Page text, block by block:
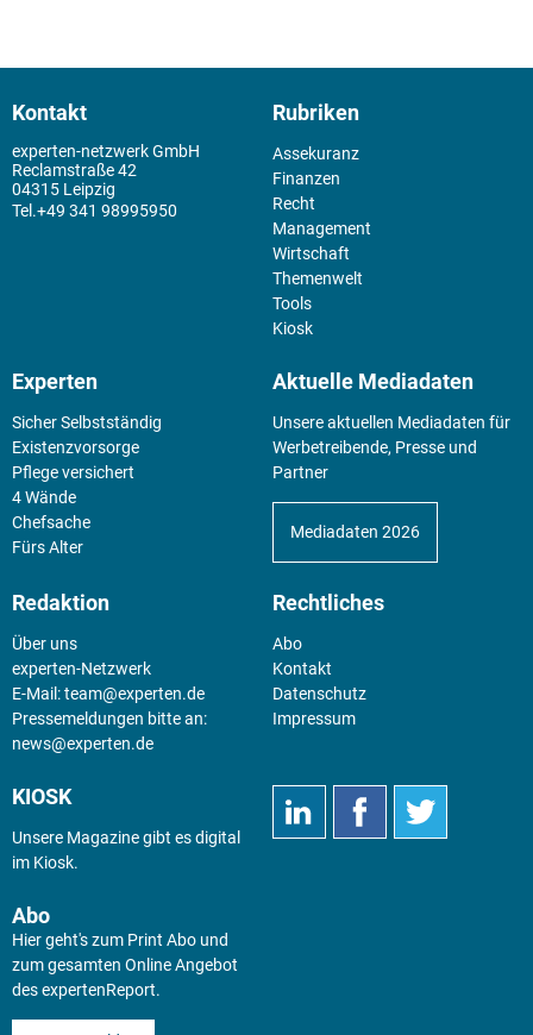
Kontakt
experten-netzwerk GmbH
Reclamstraße 42
04315 Leipzig
+49 341 98995950
Rubriken
Assekuranz
Finanzen
Recht
Management
Wirtschaft
Themenwelt
Tools
Kiosk
Experten
Sicher Selbstständig
Existenz­vorsorge
Pflege versichert
4 Wände
Chefsache
Fürs Alter
Aktuelle Mediadaten
Unsere aktuellen Mediadaten für
Werbetreibende, Presse und
Partner
Mediadaten 2026
Redaktion
Über uns
experten-Netzwerk
E-Mail:team@experten.de
Pressemeldungen bitte an:
news@experten.de
Rechtliches
Abo
Kontakt
Datenschutz
Impressum
KIOSK
Unsere Magazine gibt es digital
im Kiosk.
Abo
Hier geht's zum Print Abo und
zum gesamten Online Angebot
des expertenReport.